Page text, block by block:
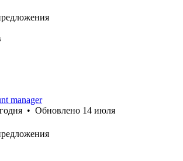
manager
• Обновлено 14 июля